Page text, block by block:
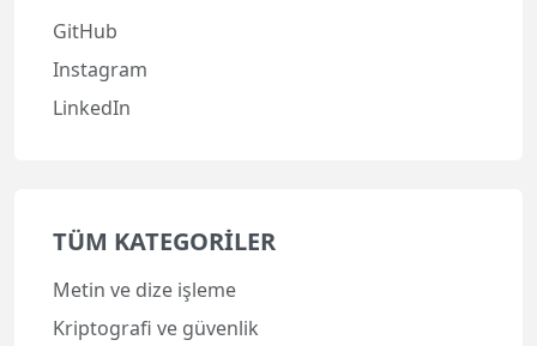
GitHub
Instagram
LinkedIn
TÜM KATEGORILER
Metin ve dize işleme
Kriptografi ve güvenlik